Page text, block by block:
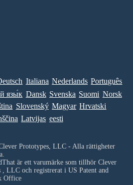
Italiana Nederlands Português
язы́к Dansk Svenska Suomi Norsk
Slovenský Magyar Hrvatski
Latvijas eesti
Prototypes, LLC - Alla rättigheter
är ett varumärke som tillhör Clever
, LLCoch registrerat i US Patent and
Office